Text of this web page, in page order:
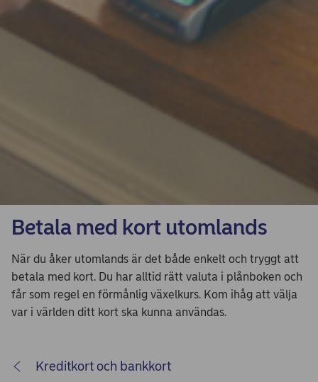
Betala med kort utomlands
När du åker utomlands är det både enkelt och tryggt att
betala med kort. Du har alltid rätt valuta i plånboken och
får som regel en förmånlig växelkurs. Kom ihåg att välja
var i världen ditt kort ska kunna användas.
Kreditkort och bankkort